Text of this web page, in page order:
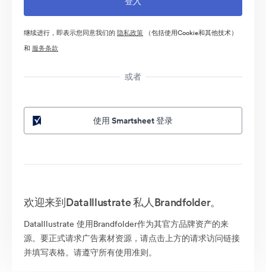
继续进行，即表示您同意我们的 隐私政策 （包括使用Cookie和其他技术）
和 服务条款
或者
使用 Smartsheet 登录
欢迎来到DataIllustrate 私人Brandfolder。
DataIllustrate 使用Brandfolder作为其官方品牌资产的来
源。要正式请求广告素材资源，请点击上方的请求访问链接
并填写表格。请遵守所有使用准则。